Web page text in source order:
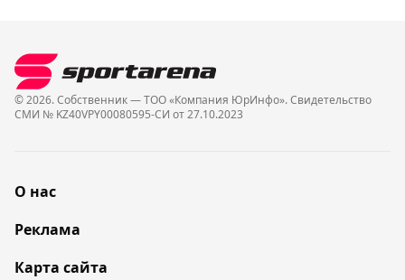
© 2026. Собственник — ТОО «Компания ЮрИнфо». Cвидетельство
СМИ № KZ40VPY00080595-СИ от 27.10.2023
О нас
Реклама
Карта сайта